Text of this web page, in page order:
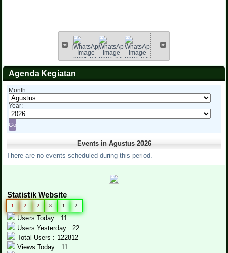
Agenda Kegiatan
Month:
Year:
Events in Agustus 2026
There are no events scheduled during this period.
Statistik Website
1 2 2 8 1 2
Users Today : 11
Users Yesterday : 22
Total Users : 122812
Views Today : 11